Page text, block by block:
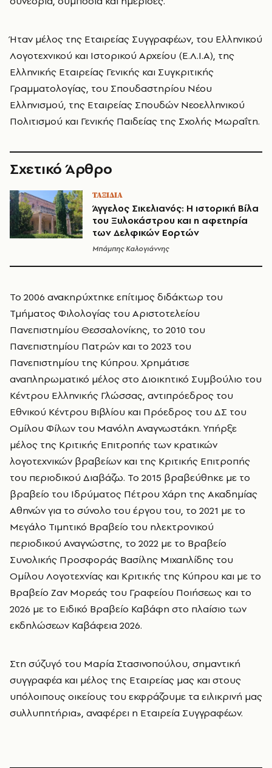
Ήταν μέλος της Εταιρείας Συγγραφέων, του Ελληνικού
Λογοτεχνικού και Ιστορικού Αρχείου (Ε.Λ.Ι.Α), της
Ελληνικής Εταιρείας Γενικής και Συγκριτικής
Γραμματολογίας, του Σπουδαστηρίου Νέου
Ελληνισμού, της Εταιρείας Σπουδών Νεοελληνικού
Πολιτισμού και Γενικής Παιδείας της Σχολής Μωραΐτη.
Σχετικό Άρθρο
ΤΑΞΙΔΙΑ
Άγγελος Σικελιανός: Η ιστορική Βίλα
του Ξυλοκάστρου και η αφετηρία
των Δελφικών Εορτών
Μπάμπης Καλογιάννης
Το 2006 ανακηρύχτηκε επίτιμος διδάκτωρ του
Τμήματος Φιλολογίας του Αριστοτελείου
Πανεπιστημίου Θεσσαλονίκης, το 2010 του
Πανεπιστημίου Πατρών και το 2023 του
Πανεπιστημίου της Κύπρου. Χρημάτισε
αναπληρωματικό μέλος στο Διοικητικό Συμβούλιο του
Κέντρου Ελληνικής Γλώσσας, αντιπρόεδρος του
Εθνικού Κέντρου Βιβλίου και Πρόεδρος του ΔΣ του
Ομίλου Φίλων του Μανόλη Αναγνωστάκη. Υπήρξε
μέλος της Κριτικής Επιτροπής των κρατικών
λογοτεχνικών βραβείων και της Κριτικής Επιτροπής
του περιοδικού Διαβάζω. Το 2015 βραβεύθηκε με το
βραβείο του Ιδρύματος Πέτρου Χάρη της Ακαδημίας
Αθηνών για το σύνολο του έργου του, το 2021 με το
Μεγάλο Τιμητικό Βραβείο του ηλεκτρονικού
περιοδικού Αναγνώστης, το 2022 με το Βραβείο
Συνολικής Προσφοράς Βασίλης Μιχαηλίδης του
Ομίλου Λογοτεχνίας και Κριτικής της Κύπρου και με το
Βραβείο Ζαν Μορεάς του Γραφείου Ποιήσεως και το
2026 με το Ειδικό Βραβείο Καβάφη στο πλαίσιο των
εκδηλώσεων Καβάφεια 2026.
Στη σύζυγό του Μαρία Στασινοπούλου, σημαντική
συγγραφέα και μέλος της Εταιρείας μας και στους
υπόλοιπους οικείους του εκφράζουμε τα ειλικρινή μας
συλλυπητήρια», αναφέρει η Εταιρεία Συγγραφέων.